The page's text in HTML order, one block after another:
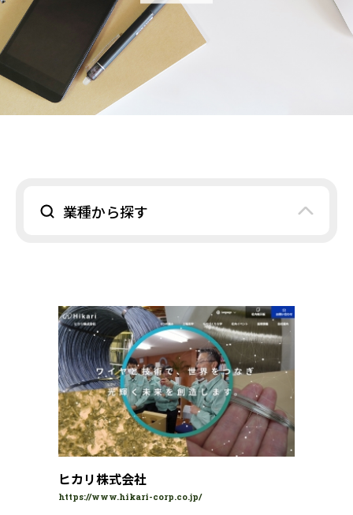
業種から探す
ヒカリ株式会社
https://www.hikari-corp.co.jp/